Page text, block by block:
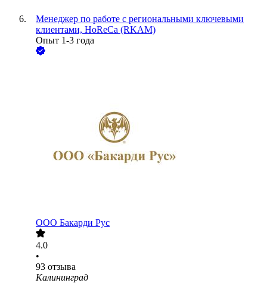
Менеджер по работе с региональными ключевыми
клиентами, HoReCa (RKAM)
Опыт 1-3 года
ООО Бакарди Рус
4.0
•
93 отзыва
Калининград